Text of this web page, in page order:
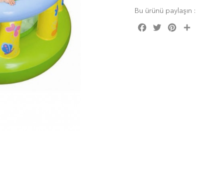
Bu ürünü paylaşın :
Facebook
Twitter Pinterest